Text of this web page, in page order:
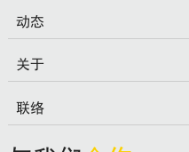
动态
关于
联络